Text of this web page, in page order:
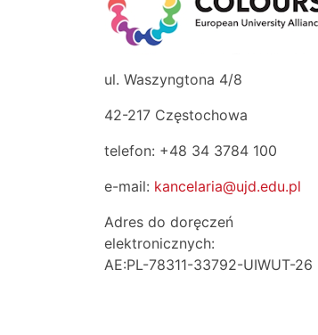
ul. Waszyngtona 4/8
42-217 Częstochowa
telefon: +48 34 3784 100
e-mail: kancelaria@ujd.edu.pl
Adres do doręczeń
elektronicznych:
AE:PL-78311-33792-UIWUT-26